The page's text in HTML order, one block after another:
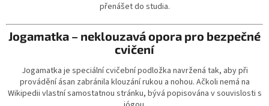
přenášet do studia.
Jogamatka – neklouzavá opora pro bezpečné
cvičení
Jogamatka je speciální cvičební podložka navržená tak, aby při
provádění ásan zabránila klouzání rukou a nohou. Ačkoli nemá na
Wikipedii vlastní samostatnou stránku, bývá popisována v souvislosti s